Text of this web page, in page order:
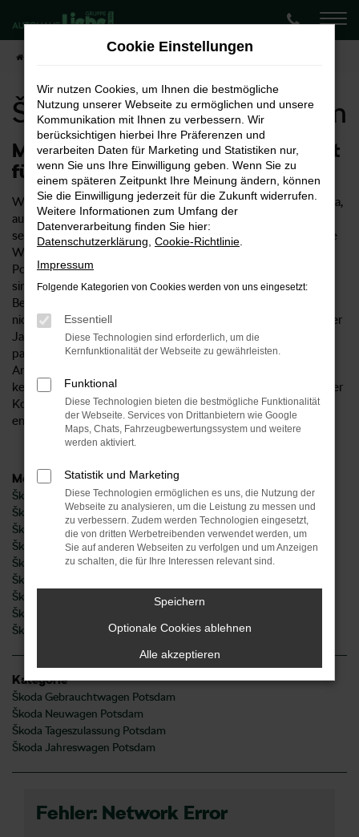
Zum
Hauptinhalt
springen
Škoda kaufen für Potsdam
Škoda kaufen für Potsdam
Mit einem Škoda optimal motorisiert
für Potsdam
Wir vom Autohaus Liebe haben uns auf Fahrzeuge von Škoda,
auch für Potsdam spezialisiert. Unser Unternehmen existiert
seit 1954 und betreibt mittlerweile acht Standorte. Auf diese
Weise stellen wir sicher, dass der Weg zu Ihrem Škoda in
Potsdam niemals weit ist und Sie uns optimal erreichen. Wir
sind ein Traditionsunternehmen, das Kundenbindung und
Beratung groß schreibt. Entsprechend verkaufen wir Ihnen
nicht nur einen Škoda als Neuwagen, Gebrauchtfahrzeug oder
Jahreswagen, sondern unterbreiten Ihnen auch Tipps für die
passende Motorisierung und Ausstattung für Ihre
Anforderungen in Potsdam und Umgebung. Lernen Sie uns
kennen und entdecken Sie den Unterschied, der bei uns in der
Kompetenz und Freundlichkeit unsere Teams und einer
enormen Auswahl liegt.
Modelle
Škoda Fabia Potsdam
Škoda Karoq Potsdam
Škoda Kodiaq Potsdam
Škoda Octavia Potsdam
Škoda Rapid Potsdam
Škoda Superb Potsdam
Škoda Kamiq Potsdam
Škoda Scala Potsdam
Škoda Enyaq Potsdam
Kategorie
Škoda Gebrauchtwagen Potsdam
Škoda Neuwagen Potsdam
Škoda Tageszulassung Potsdam
Škoda Jahreswagen Potsdam
Fehler: Network Error
Cookie Einstellungen
Wir nutzen Cookies, um Ihnen die bestmögliche
Nutzung unserer Webseite zu ermöglichen und unsere
Kommunikation mit Ihnen zu verbessern. Wir
berücksichtigen hierbei Ihre Präferenzen und
verarbeiten Daten für Marketing und Statistiken nur,
wenn Sie uns Ihre Einwilligung geben. Wenn Sie zu
einem späteren Zeitpunkt Ihre Meinung ändern, können
Sie die Einwilligung jederzeit für die Zukunft widerrufen.
Weitere Informationen zum Umfang der
Datenverarbeitung finden Sie hier:
Datenschutzerklärung Cookie-Richtlinie
Impressum
Folgende Kategorien von Cookies werden von uns eingesetzt:
Essentiell
Diese Technologien sind erforderlich, um die
Kernfunktionalität der Webseite zu gewährleisten.
Funktional
Diese Technologien bieten die bestmögliche Funktionalität
der Webseite. Services von Drittanbietern wie Google
Maps, Chats, Fahrzeugbewertungssystem und weitere
werden aktiviert.
Statistik und Marketing
Diese Technologien ermöglichen es uns, die Nutzung der
Webseite zu analysieren, um die Leistung zu messen und
zu verbessern. Zudem werden Technologien eingesetzt,
die von dritten Werbetreibenden verwendet werden, um
Sie auf anderen Webseiten zu verfolgen und um Anzeigen
zu schalten, die für Ihre Interessen relevant sind.
Speichern
Optionale Cookies ablehnen
Alle akzeptieren